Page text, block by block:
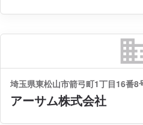
埼玉県東松山市箭弓町1丁目16番8
アーサム株式会社